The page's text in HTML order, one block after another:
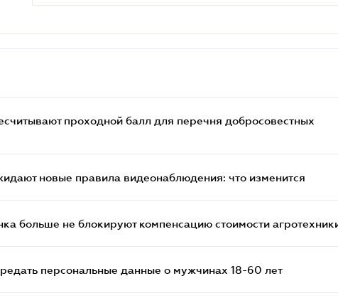
проходной балл для перечня добросовестных
новые правила видеонаблюдения: что изменится
больше не блокируют компенсацию стоимости
персональные данные о мужчинах 18-60 лет